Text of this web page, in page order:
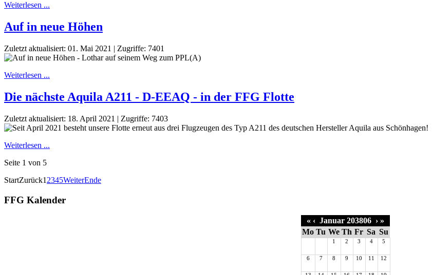
Weiterlesen ...
Auf in neue Höhen
Zuletzt aktualisiert: 01. Mai 2021 | Zugriffe: 7401
Weiterlesen ...
Die nächste Aquila A211 - D-EEAQ - in der FFG Flotte
Zuletzt aktualisiert: 18. April 2021 | Zugriffe: 7403
Weiterlesen ...
Seite 1 von 5
StartZurück1 2345WeiterEnde
FFG Kalender
« ‹Januar 203806 › »
Mo Tu We Th Fr Sa Su
1 2 3 4 5
6 7 8 9 10 11 12